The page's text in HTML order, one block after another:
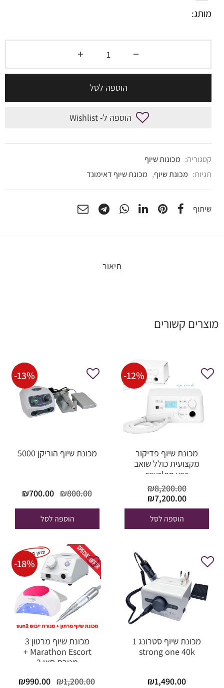
מותג:
הוספה לסל
הוספה ל- Wishlist
קטגוריה: מכונות שיוף
תגיות: מכונת שיוף, מכונת שיוף דאימונד
שיתוף
תיאור
מוצרים קשורים
-12%
מכונת שיוף פדיקור
מקצועית כולל שואב
cayclon vac
₪8,200.00
המחיר
המקורי
היה:
₪8,200.00.
₪7,200.00
הנוכחי הוא:
הוספה לסל
-13%
מכונת שיוף הוריקן 5000
₪800.00
המחיר
₪800.00.
₪700.00
הוספה לסל
מכונת שיוף סטרונג 1
strong one 40k
₪1,490.00
-18%
מכונת שיוף מרטון 3
Marathon Escort +
מנורת סאן 2
₪1,200.00
המחיר₪990.00